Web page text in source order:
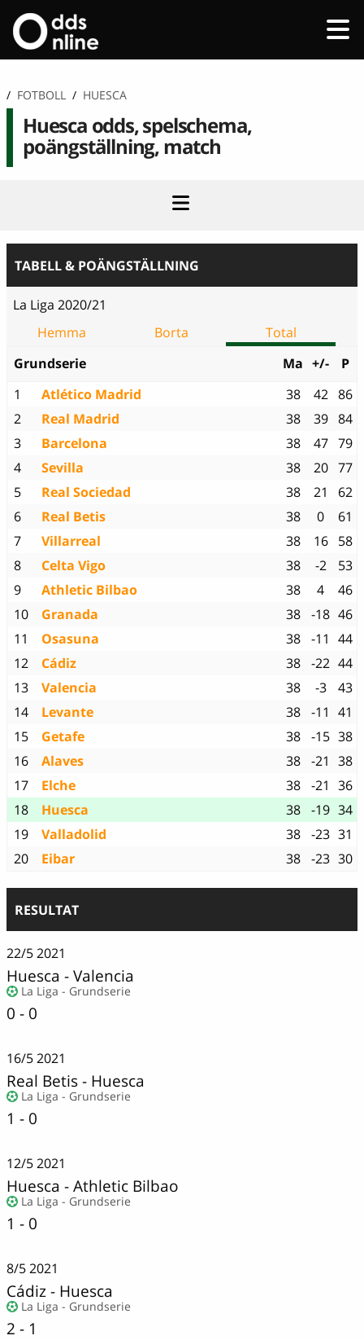
/ FOTBOLL / HUESCA
Huesca odds, spelschema,
poängställning, match
TABELL & POÄNGSTÄLLNING
La Liga 2020/21
Hemma
Borta
Total
Grundserie
Ma +/-
P
1
Atlético Madrid 38 42 86
2
Real Madrid 38 39 84
3
Barcelona 38 47 79
4
Sevilla 38 20 77
5
Real Sociedad 38 21
62
6
Real Betis 38 0
61
7
Villarreal 38 16
58
8
Celta Vigo 38 -2
53
9
Athletic Bilbao 38 4
46
10
Granada 38 -18 46
11
Osasuna 38 -11 44
12
Cádiz 38 -22 44
13
Valencia 38 -3
43
14
Levante 38 -11 41
15
Getafe 38 -15 38
16
Alaves 38 -21 38
17
Elche 38 -21 36
18
Huesca 38 -19 34
19
Valladolid 38 -23 31
20
Eibar 38 -23 30
RESULTAT
22/52021
Huesca -Valencia
La Liga - Grundserie
0 - 0
16/52021
Real Betis- Huesca
La Liga - Grundserie
1 - 0
12/52021
Huesca -Athletic Bilbao
La Liga - Grundserie
1 - 0
8/52021
Cádiz- Huesca
La Liga - Grundserie
2 - 1